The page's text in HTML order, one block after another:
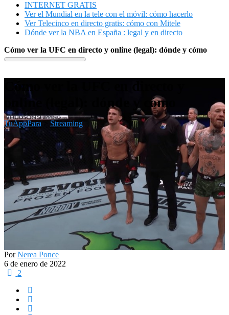
INTERNET GRATIS
Ver el Mundial en la tele con el móvil: cómo hacerlo
Ver Telecinco en directo gratis: cómo con Mitele
Dónde ver la NBA en España : legal y en directo
Cómo ver la UFC en directo y online (legal): dónde y cómo
Cómo ver la UFC en directo y
online (legal): dónde y cómo
TuAppPara Streaming
PorNerea Ponce
6 de enero de 2022
2